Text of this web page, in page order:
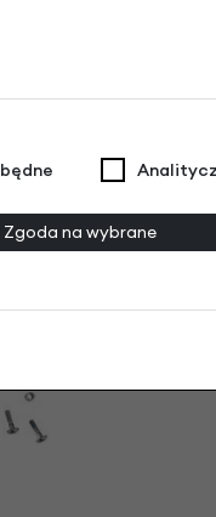
Brompton Transit
Zgoda na wybrane